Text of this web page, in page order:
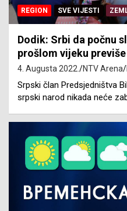
REGION SVE VIJESTI
Dodik: Srbi da počnu
prošlom vijeku
4. Augusta 2022. NTV Arena
Srpski član Predsjedništva
srpski narod nikada neće